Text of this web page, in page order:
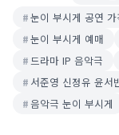
눈이 부시게 공연 가
눈이 부시게 예매
드라마 IP 음악극
서준영 신정유 윤서
음악극 눈이 부시게